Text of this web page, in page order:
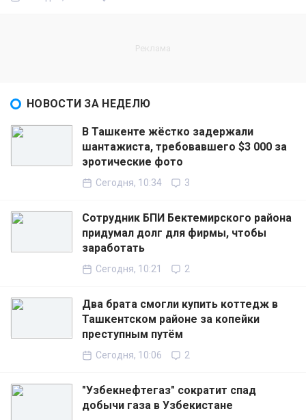
НОВОСТИ ЗА НЕДЕЛЮ
В Ташкенте жёстко задержали
шантажиста, требовавшего $3 000 за
эротические фото
Сегодня, 10:34 3
Сотрудник БПИ Бектемирского района
придумал долг для фирмы, чтобы
заработать
Сегодня, 10:21 2
Два брата смогли купить коттедж в
Ташкентском районе за копейки
преступным путём
Сегодня, 10:06 2
"Узбекнефтегаз" сократит спад
добычи газа в Узбекистане